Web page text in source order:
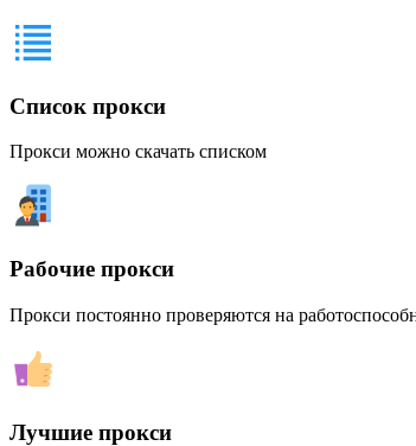
Список прокси
Прокси можно скачать списком
Рабочие прокси
Прокси постоянно проверяются на
Лучшие прокси